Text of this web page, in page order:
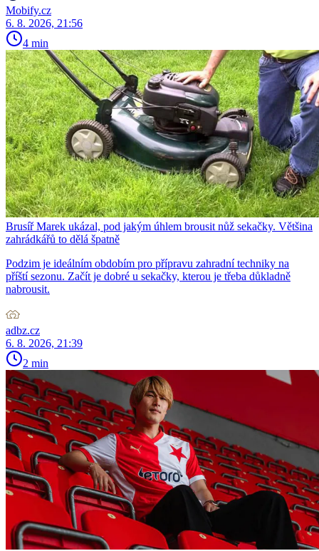
Mobify.cz
6. 8. 2026, 21:56
4 min
Brusíř Marek ukázal, pod jakým úhlem brousit nůž sekačky. Většina
zahrádkářů to dělá špatně
Podzim je ideálním obdobím pro přípravu zahradní techniky na
příští sezonu. Začít je dobré u sekačky, kterou je třeba důkladně
nabrousit.
adbz.cz
6. 8. 2026, 21:39
2 min